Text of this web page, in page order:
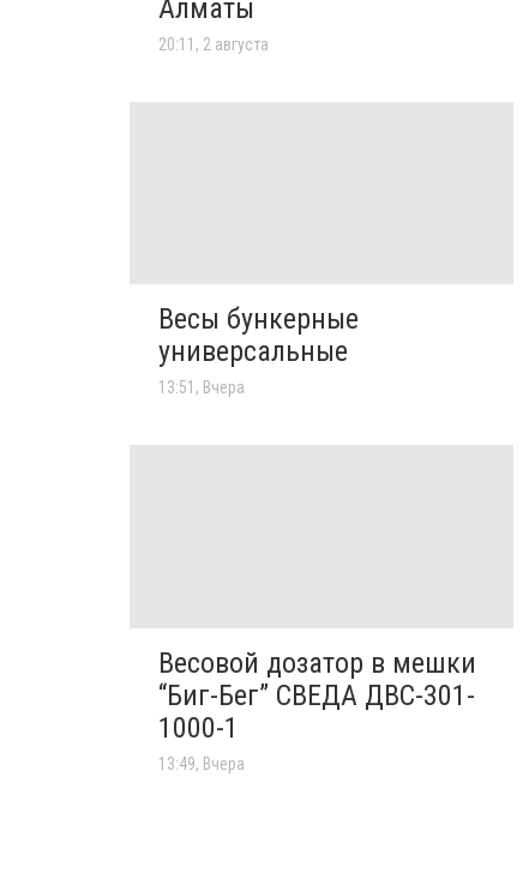
Алматы
20:11, 2 августа
Весы бункерные
универсальные
13:51, Вчера
Весовой дозатор в мешки
“Биг-Бег” СВЕДА ДВС-301-
1000-1
13:49, Вчера